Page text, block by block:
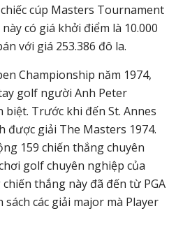
cúp Masters Tournament
có giá khởi điểm là 10.000
với giá 253.386 đô la.
Championship năm 1974,
golf người Anh Peter
biệt. Trước khi đến St. Annes
được giải The Masters 1974.
159 chiến thắng chuyên
golf chuyên nghiệp của
thắng này đã đến từ PGA
các giải major mà Player